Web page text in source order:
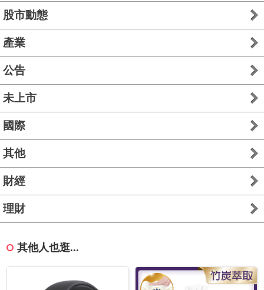
股市動態
產業
公告
未上市
國際
其他
財經
理財
其他人也逛...